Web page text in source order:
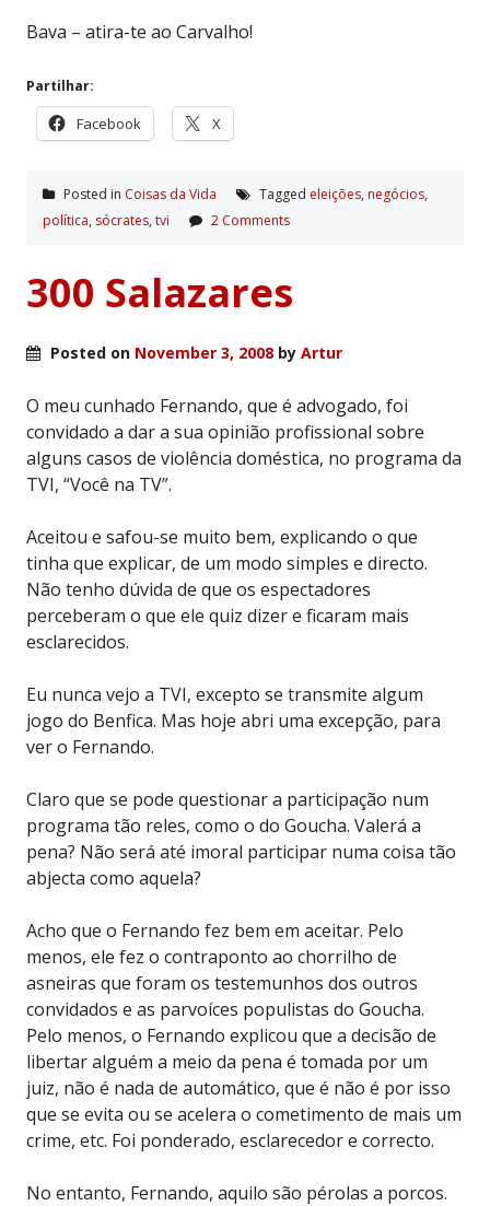
Bava – atira-te ao Carvalho!
Partilhar:
Facebook X
Posted in Coisas da Vida Tagged eleições, negócios,
polí­tica, sócrates, tvi 2 Comments
300 Salazares
Posted on November 3, 2008 by Artur
O meu cunhado Fernando, que é advogado, foi
convidado a dar a sua opinião profissional sobre
alguns casos de violência doméstica, no programa da
TVI, “Você na TV”.
Aceitou e safou-se muito bem, explicando o que
tinha que explicar, de um modo simples e directo.
Não tenho dúvida de que os espectadores
perceberam o que ele quiz dizer e ficaram mais
esclarecidos.
Eu nunca vejo a TVI, excepto se transmite algum
jogo do Benfica. Mas hoje abri uma excepção, para
ver o Fernando.
Claro que se pode questionar a participação num
programa tão reles, como o do Goucha. Valerá a
pena? Não será até imoral participar numa coisa tão
abjecta como aquela?
Acho que o Fernando fez bem em aceitar. Pelo
menos, ele fez o contraponto ao chorrilho de
asneiras que foram os testemunhos dos outros
convidados e as parvoíces populistas do Goucha.
Pelo menos, o Fernando explicou que a decisão de
libertar alguém a meio da pena é tomada por um
juiz, não é nada de automático, que é não é por isso
que se evita ou se acelera o cometimento de mais um
crime, etc. Foi ponderado, esclarecedor e correcto.
No entanto, Fernando, aquilo são pérolas a porcos.